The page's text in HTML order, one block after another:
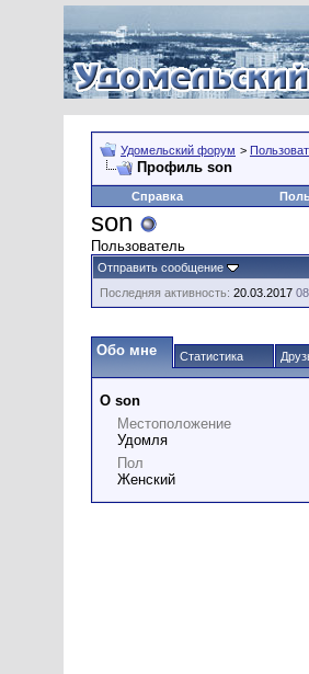
Удомельский форум >
Профиль son
Справка
son
Пользователь
Отправить сообщение
Последняя активность: 20.03.2017
Обо мне Статистика
О son
Местоположение
Удомля
Пол
Женский